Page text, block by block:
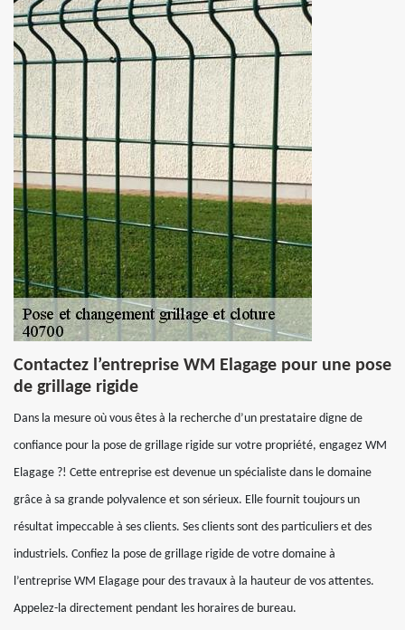
Contactez l’entreprise WM Elagage pour une pose
de grillage rigide
Dans la mesure où vous êtes à la recherche d’un prestataire digne de
confiance pour la pose de grillage rigide sur votre propriété, engagez WM
Elagage ?! Cette entreprise est devenue un spécialiste dans le domaine
grâce à sa grande polyvalence et son sérieux. Elle fournit toujours un
résultat impeccable à ses clients. Ses clients sont des particuliers et des
industriels. Confiez la pose de grillage rigide de votre domaine à
l’entreprise WM Elagage pour des travaux à la hauteur de vos attentes.
Appelez-la directement pendant les horaires de bureau.